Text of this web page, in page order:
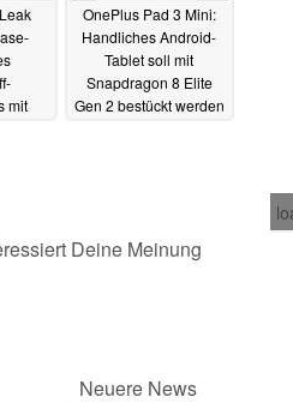
mit
OnePlus Pad 3 Mini:
Handliches Android-
Tablet soll mit
Snapdragon 8 Elite
Gen 2 bestückt werden
Deine Meinung
Neuere News